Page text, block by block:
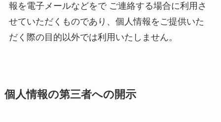
報を電子メールなどをで ご連絡する場合に利用さ
せていただくものであり、個人情報をご提供いた
だく際の目的以外では利用いたしません。
個人情報の第三者への開示